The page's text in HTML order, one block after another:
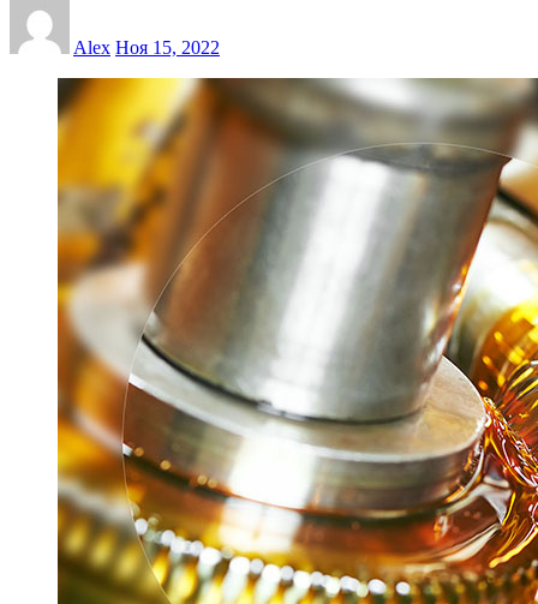
Alex Ноя 15, 2022